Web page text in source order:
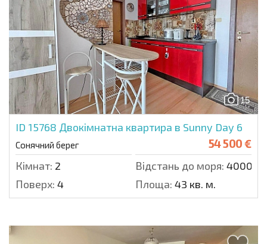
15
ID 15768 Двокімнатна квартира в Sunny Day 6
Сонячний берег 54 500 €
Кімнат: 2 Відстань до моря: 4000 м.
Поверх: 4 Площа: 43 кв. м.